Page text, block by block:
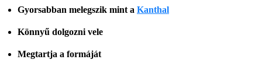
Gyorsabban melegszik mint a Kanthal
Könnyű dolgozni vele
Megtartja a formáját